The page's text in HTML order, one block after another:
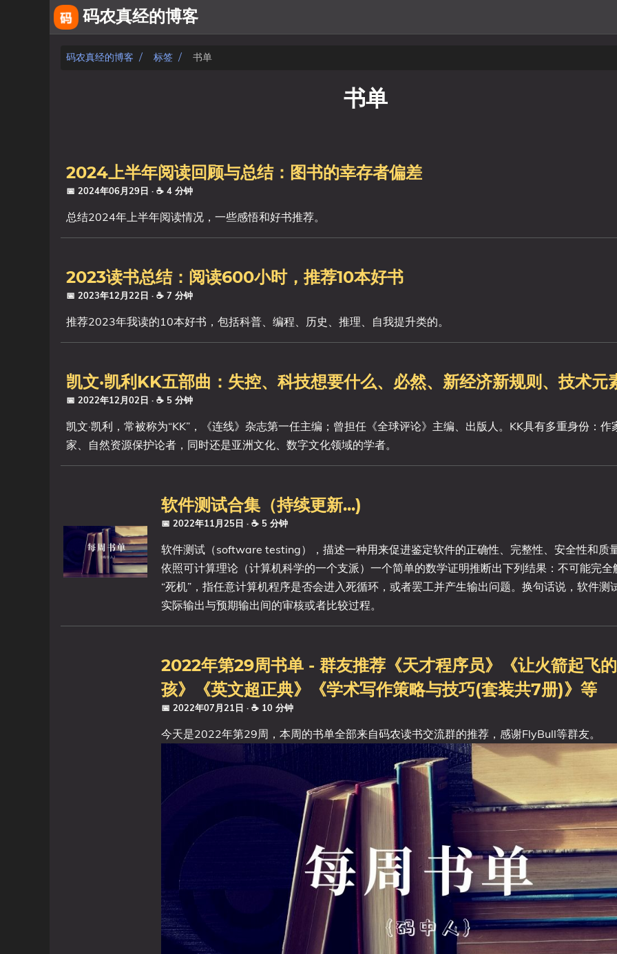
码农真经的博客
关于
文章
标签
系列
码农真经的博客 标签 书单
书单
2024上半年阅读回顾与总结：图书的幸存者偏差
📅 2024年06月29日 · ☕ 4 分钟
总结2024年上半年阅读情况，一些感悟和好书推荐。
2023读书总结：阅读600小时，推荐10本好书
📅 2023年12月22日 · ☕ 7 分钟
推荐2023年我读的10本好书，包括科普、编程、历史、推理、自我提升类的。
凯文·凯利KK五部曲：失控、科技想要什么、必然、新经济新规则、技术元
📅 2022年12月02日 · ☕ 5 分钟
凯文·凯利，常被称为“KK”，《连线》杂志第一任主编；曾担任《全球评论》主编、出版人。KK具有多重身份：作
家、自然资源保护论者，同时还是亚洲文化、数字文化领域的学者。
软件测试合集（持续更新...)
📅 2022年11月25日 · ☕ 5 分钟
软件测试（software testing），描述一种用来促进鉴定软件的正确性、完整性、安全性和质
依照可计算理论（计算机科学的一个支派）一个简单的数学证明推断出下列结果：不可能完全
“死机”，指任意计算机程序是否会进入死循环，或者罢工并产生输出问题。换句话说，软件测
实际输出与预期输出间的审核或者比较过程。
2022年第29周书单 - 群友推荐《天才程序员》《让火箭起飞
孩》《英文超正典》《学术写作策略与技巧(套装共7册)》等
📅 2022年07月21日 · ☕ 10 分钟
今天是2022年第29周，本周的书单全部来自码农读书交流群的推荐，感谢FlyBull等群友。